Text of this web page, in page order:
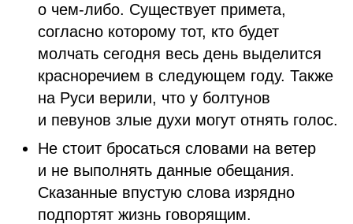
о чем-либо. Существует примета,
согласно которому тот, кто будет
молчать сегодня весь день выделится
красноречием в следующем году. Также
на Руси верили, что у болтунов
и певунов злые духи могут отнять голос.
Не стоит бросаться словами на ветер
и не выполнять данные обещания.
Сказанные впустую слова изрядно
подпортят жизнь говорящим.